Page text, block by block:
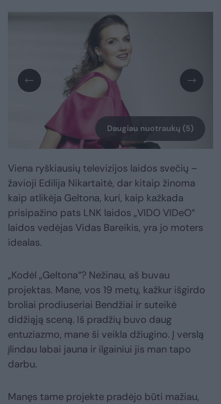
Daugiau nuotraukų (5)
Viena ryškiausių televizijos laidos svečių –
žavioji Edilija Nikartaitė, dar kitaip žinoma
kaip atlikėja Geltona, kuri, kaip kažkada
prisipažino pats LNK laidos „VIDO VIDeO“
laidos vedėjas Vidas Bareikis, yra jo moters
idealas.
„Kodėl „Geltona“? Nežinau, aš buvau
projektas. Mane, vos 19 metų, kažkur išgirdo
broliai prodiuseriai Bendžiai ir suteikė
didžiąją sceną. Iš pradžių buvo daug
entuziazmo, mane ši veikla džiugino. Į verslą
įlindau labai jauna ir ilgainiui jis man tapo
darbu.
Manęs tame projekte pradėjo būti mažiau,